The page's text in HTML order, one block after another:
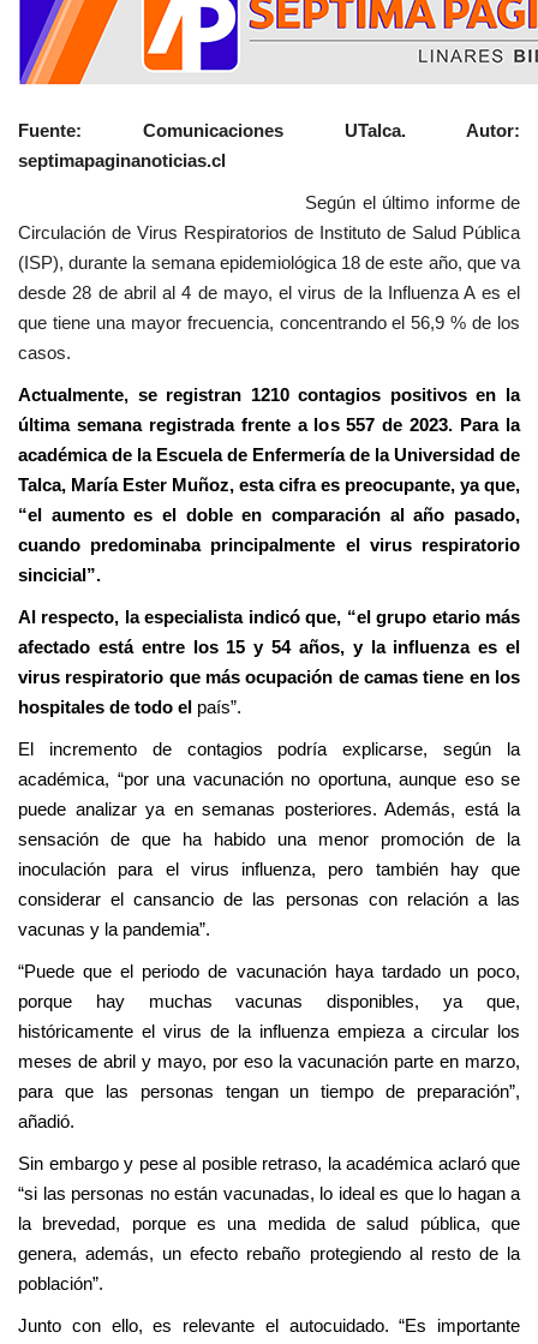
Fuente: Comunicaciones UTalca. Autor:
septimapaginanoticias.cl
Según el último informe de
Circulación de Virus Respiratorios de Instituto de Salud Pública
(ISP), durante la semana epidemiológica 18 de este año, que va
desde 28 de abril al 4 de mayo, el virus de la Influenza A es el
que tiene una mayor frecuencia, concentrando el 56,9 % de los
casos.
Actualmente, se registran 1210 contagios positivos en la
última semana registrada frente a los 557 de 2023. Para la
académica de la Escuela de Enfermería de la Universidad de
Talca, María Ester Muñoz, esta cifra es preocupante, ya que,
“el aumento es el doble en comparación al año pasado,
cuando predominaba principalmente el virus respiratorio
sincicial”.
Al respecto, la especialista indicó que, “el grupo etario más
afectado está entre los 15 y 54 años, y la influenza es el
virus respiratorio que más ocupación de camas tiene en los
hospitales de todo el país”.
El incremento de contagios podría explicarse, según la
académica, “por una vacunación no oportuna, aunque eso se
puede analizar ya en semanas posteriores. Además, está la
sensación de que ha habido una menor promoción de la
inoculación para el virus influenza, pero también hay que
considerar el cansancio de las personas con relación a las
vacunas y la pandemia”.
“Puede que el periodo de vacunación haya tardado un poco,
porque hay muchas vacunas disponibles, ya que,
históricamente el virus de la influenza empieza a circular los
meses de abril y mayo, por eso la vacunación parte en marzo,
para que las personas tengan un tiempo de preparación”,
añadió.
Sin embargo y pese al posible retraso, la académica aclaró que
“si las personas no están vacunadas, lo ideal es que lo hagan a
la brevedad, porque es una medida de salud pública, que
genera, además, un efecto rebaño protegiendo al resto de la
población”.
Junto con ello, es relevante el autocuidado. “Es importante